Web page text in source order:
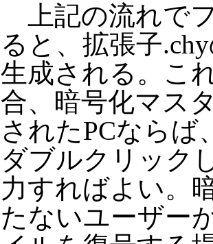
上記の流れで
ると、拡張子
生成される。こ
合、暗号化マス
されたPCならば
ダブルクリック
力すればよい。
たないユーザー